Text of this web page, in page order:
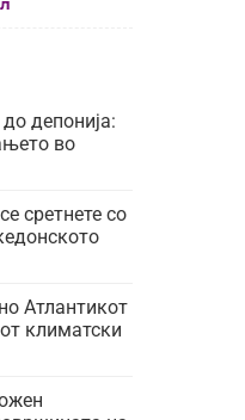
депонија:
во
сретнете со
Атлантикот
климатски